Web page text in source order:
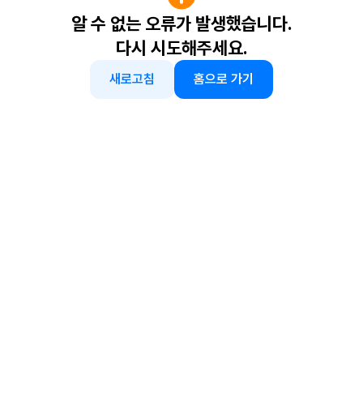
알 수 없는 오류가 발생했습니다.
다시 시도해주세요.
새로고침 홈으로 가기